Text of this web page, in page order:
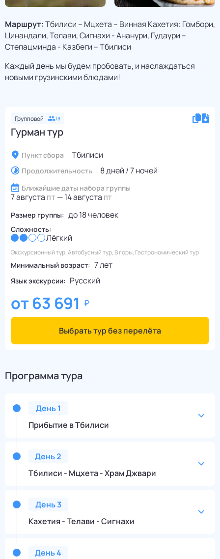
Маршрут:Тбилиси – Мцхета – Винная Кахетия: Гомбори,
Цинандали, Телави, Сигнахи - Ананури, Гудаури –
Степацминда - Казбеги – Тбилиси
Каждый день мы будем пробовать, и наслаждаться
новыми грузинскими блюдами!
Групповой 18
Гурман тур
Пункт сбора Тбилиси
Продолжительность 8 дней / 7 ночей
Ближайшие даты набора группы
7 августа ПТ —14 августа ПТ
Размер группы: до18человек
Сложность:
Лёгкий
Экскурсионный тур, Автобусный тур, В горы, Гастрономический тур
Минимальный возраст: 7 лет
Язык экскурсии: Русский
от63 691
Выбрать тур без перелёта
Программа тура
День1
Прибытие в Тбилиси
День2
Тбилиси - Мцхета - Храм Джвари
День3
Кахетия - Телави - Сигнахи
День4